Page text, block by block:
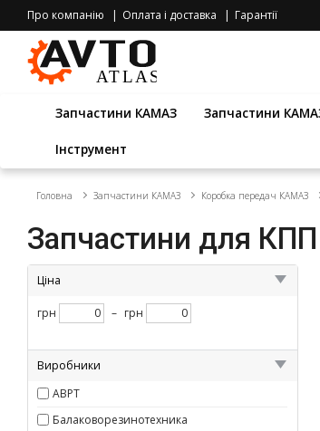
Про компанію Оплата і доставка Гарантії
Запчастини КАМАЗ Запчастини
Інструмент
Головна Запчастини КАМАЗ Коробка передач КАМАЗ
Запчастини для
Ціна
грн – грн
Виробники
АВРТ
Балаковорезинотехника